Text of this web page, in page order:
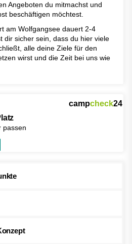
Angeboten du mitmachst und
beschäftigen möchtest.
am Wolfgangsee dauert 2-4
dir sicher sein, dass du hier viele
alle deine Ziele für den
wirst und die Zeit bei uns wie
campcheck24
passen